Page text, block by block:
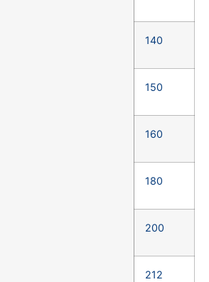
140
150
160
180
200
212